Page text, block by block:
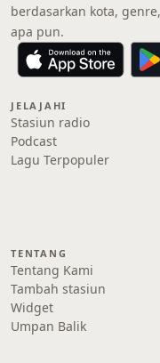
berdasarkan kota,
apa pun.
JELAJAHI
Stasiun radio
Podcast
Lagu Terpopuler
TENTANG
Tentang Kami
Tambah stasiun
Widget
Umpan Balik